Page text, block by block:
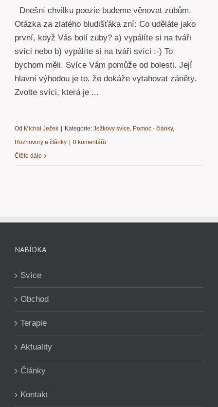
Dnešní chvilku poezie budeme věnovat zubům.
Otázka za zlatého bludišťáka zní: Co uděláte jako
první, když Vás bolí zuby? a) vypálíte si na tváři
svíci nebo b) vypálíte si na tváři svíci :-) To
bychom měli. Svíce Vám pomůže od bolesti. Její
hlavní výhodou je to, že dokáže vytahovat záněty.
Zvolte svíci, která je ...
Od Michal Ježek | Kategorie: Ježkovy svíce Pomoc - články,
Rozhovory a články | 0 komentářů
Čtěte dále
NABÍDKA
Svíce
Obchod
Terapie
Aktuality
Články
Kontakt